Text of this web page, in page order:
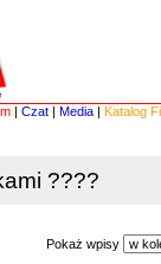
| Czat | Media | Katalog
????
Pokaż wpisy